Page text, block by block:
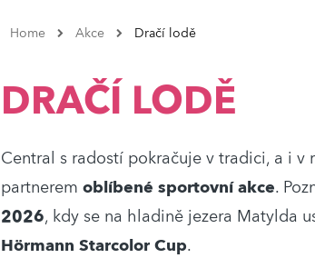
Home Akce Dračí lodě
DRAČÍ LODĚ
Central s radostí pokračuje v tradici, a i v
partneremoblíbené sportovní akce.
2026, kdy se na hladině jezera Matylda
Hörmann Starcolor Cup.